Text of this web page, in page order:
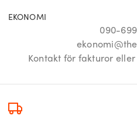
EKONOMI
090-
Kontakt för fakturor